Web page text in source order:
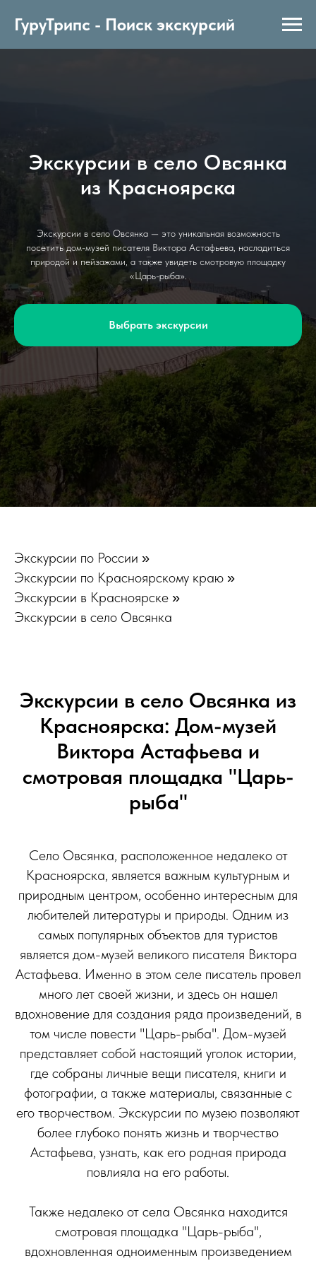
ГуруТрипс - Поиск экскурсий
Экскурсии в село Овсянка
из Красноярска
Экскурсии в село Овсянка — это уникальная возможность
посетить дом-музей писателя Виктора Астафьева, насладиться
природой и пейзажами, а также увидеть смотровую площадку
«Царь-рыба».
Выбрать экскурсии
Экскурсии по России »
Экскурсии по Красноярскому краю »
Экскурсии в Красноярске »
Экскурсии в село Овсянка
Экскурсии в село Овсянка из
Красноярска: Дом-музей
Виктора Астафьева и
смотровая площадка "Царь-
рыба"
Село Овсянка, расположенное недалеко от
Красноярска, является важным культурным и
природным центром, особенно интересным для
любителей литературы и природы. Одним из
самых популярных объектов для туристов
является дом-музей великого писателя Виктора
Астафьева. Именно в этом селе писатель провел
много лет своей жизни, и здесь он нашел
вдохновение для создания ряда произведений, в
том числе повести "Царь-рыба". Дом-музей
представляет собой настоящий уголок истории,
где собраны личные вещи писателя, книги и
фотографии, а также материалы, связанные с
его творчеством. Экскурсии по музею позволяют
более глубоко понять жизнь и творчество
Астафьева, узнать, как его родная природа
повлияла на его работы.
Также недалеко от села Овсянка находится
смотровая площадка "Царь-рыба",
вдохновленная одноименным произведением